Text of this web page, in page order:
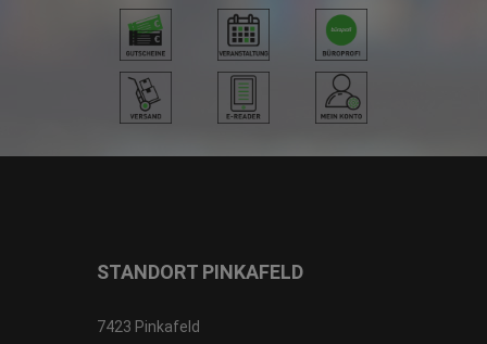
STANDORT PINKAFELD
7423 Pinkafeld